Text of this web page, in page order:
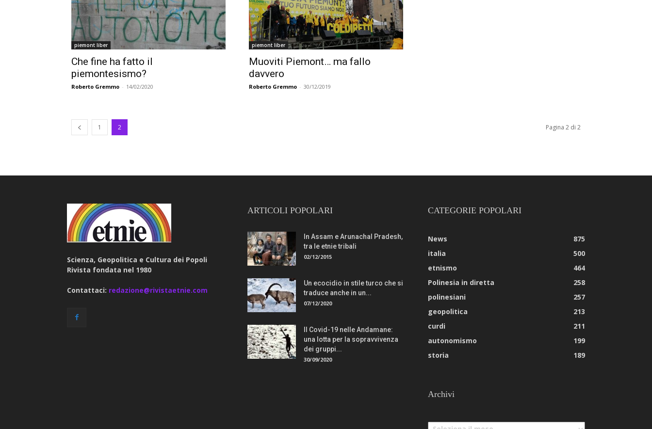
piemont liber
Che fine ha fatto il
piemontesismo?
Roberto Gremmo - 14/02/2020
piemont liber
Muoviti Piemont… ma fallo
davvero
Roberto Gremmo - 30/12/2019
1 2 Pagina 2 di 2
Scienza, Geopolitica e Cultura dei Popoli
Rivista fondata nel 1980
Contattaci: redazione@rivistaetnie.com
ARTICOLI POPOLARI
In Assam e Arunachal Pradesh,
tra le etnie tribali
02/12/2015
Un ecocidio in stile turco che si
traduce anche in un...
07/12/2020
Il Covid-19 nelle Andamane:
una lotta per la sopravvivenza
dei gruppi...
30/09/2020
CATEGORIE POPOLARI
News
875
italia
500
etnismo
464
Polinesia in diretta
258
polinesiani
257
geopolitica
213
curdi
211
autonomismo
199
storia
189
Archivi
Archivi